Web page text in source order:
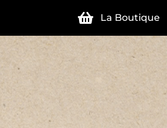
La Boutique